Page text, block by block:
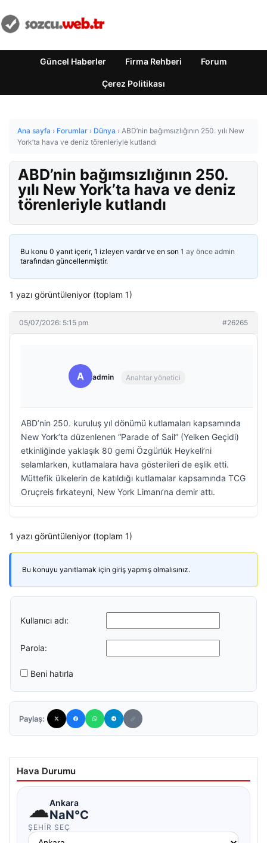
Güncel Haberler Firma Rehberi Forum
Çerez Politikası
Ana sayfa › Forumlar › Dünya › ABD’nin bağımsızlığının 250. yılı New
York’ta hava ve deniz törenleriyle kutlandı
ABD’nin bağımsızlığının 250.
yılı New York’ta hava ve deniz
törenleriyle kutlandı
Bu konu 0 yanıt içerir, 1 izleyen vardır ve en son 1 ay önce admin
tarafından güncellenmiştir.
1 yazı görüntüleniyor (toplam 1)
05/07/2026: 5:15 pm #26265
A admin Anahtar yönetici
ABD’nin 250. kuruluş yıl dönümü kutlamaları kapsamında
New York’ta düzenlenen “Parade of Sail” (Yelken Geçidi)
etkinliğinde yaklaşık 80 gemi Özgürlük Heykeli’ni
selamlarken, kutlamalara hava gösterileri de eşlik etti.
Müttefik ülkelerin de katıldığı kutlamalar kapsamında TCG
Oruçreis fırkateyni, New York Limanı’na demir attı.
1 yazı görüntüleniyor (toplam 1)
Bu konuyu yanıtlamak için giriş yapmış olmalısınız.
Kullanıcı adı:
Parola:
Beni hatırla
Paylaş:
Hava Durumu
☁Ankara
NaN°C
ŞEHIR SEÇ